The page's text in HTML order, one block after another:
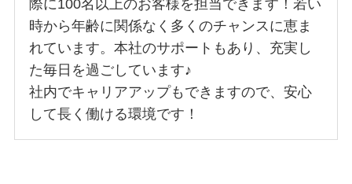
際に100名以上のお客様を担当できます！若い
時から年齢に関係なく多くのチャンスに恵ま
れています。本社のサポートもあり、充実し
た毎日を過ごしています♪
社内でキャリアアップもできますので、安心
して長く働ける環境です！